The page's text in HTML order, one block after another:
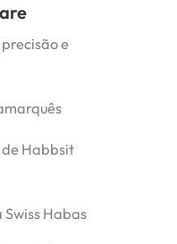
e
Habbsit
Habas